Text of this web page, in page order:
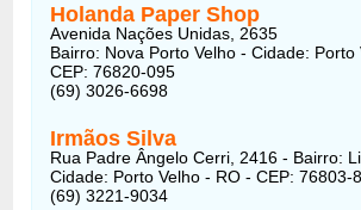
Holanda Paper Shop
Avenida Nações Unidas, 2635
Bairro: Nova Porto Velho - Cidade: Porto
CEP: 76820-095
(69) 3026-6698
Irmãos Silva
Rua Padre Ângelo Cerri, 2416 - Bairro:
Cidade: Porto Velho - RO - CEP: 76803-
(69) 3221-9034